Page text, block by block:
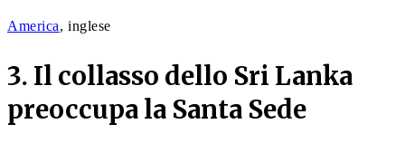
America, inglese
3. Il collasso dello Sri Lanka
preoccupa la Santa Sede